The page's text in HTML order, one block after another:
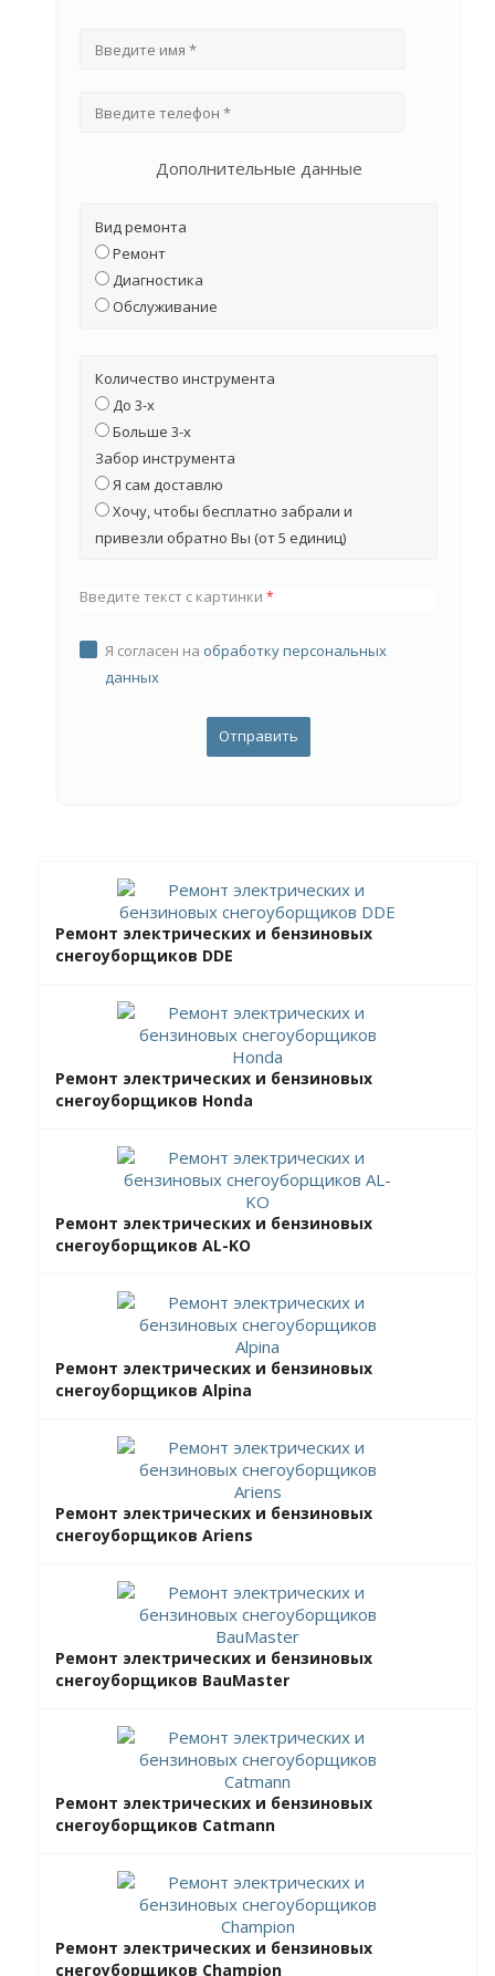
Дополнительные данные
Вид ремонта
Ремонт
Диагностика
Обслуживание
Количество инструмента
До 3-х
Больше 3-х
Забор инструмента
Я сам доставлю
Хочу, чтобы бесплатно забрали и
привезли обратно Вы (от 5 единиц)
Введите текст с картинки *
Я согласен на обработку персональных
данных
Ремонт электрических и бензиновых
снегоуборщиков DDE
Ремонт электрических и бензиновых
снегоуборщиков Honda
Ремонт электрических и бензиновых
снегоуборщиков AL-KO
Ремонт электрических и бензиновых
снегоуборщиков Alpina
Ремонт электрических и бензиновых
снегоуборщиков Ariens
Ремонт электрических и бензиновых
снегоуборщиков BauMaster
Ремонт электрических и бензиновых
снегоуборщиков Catmann
Ремонт электрических и бензиновых
снегоуборщиков Champion